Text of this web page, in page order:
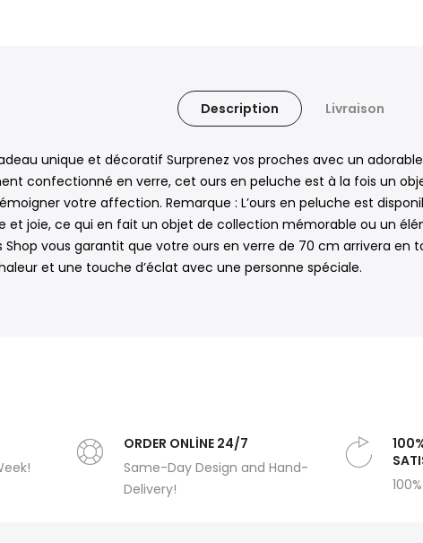
Description Livraison
unique et décoratif Surprenez vos proches avec un
confectionné en verre, cet ours en peluche est à la fois un
votre affection. Remarque : L’ours en peluche est
et joie, ce qui en fait un objet de collection mémorable ou un
Shop vous garantit que votre ours en verre de 70 cm arrivera
et une touche d’éclat avec une personne spéciale.
ORDER ONLİNE 24/7
Same-Day Design and Hand-
Delivery!